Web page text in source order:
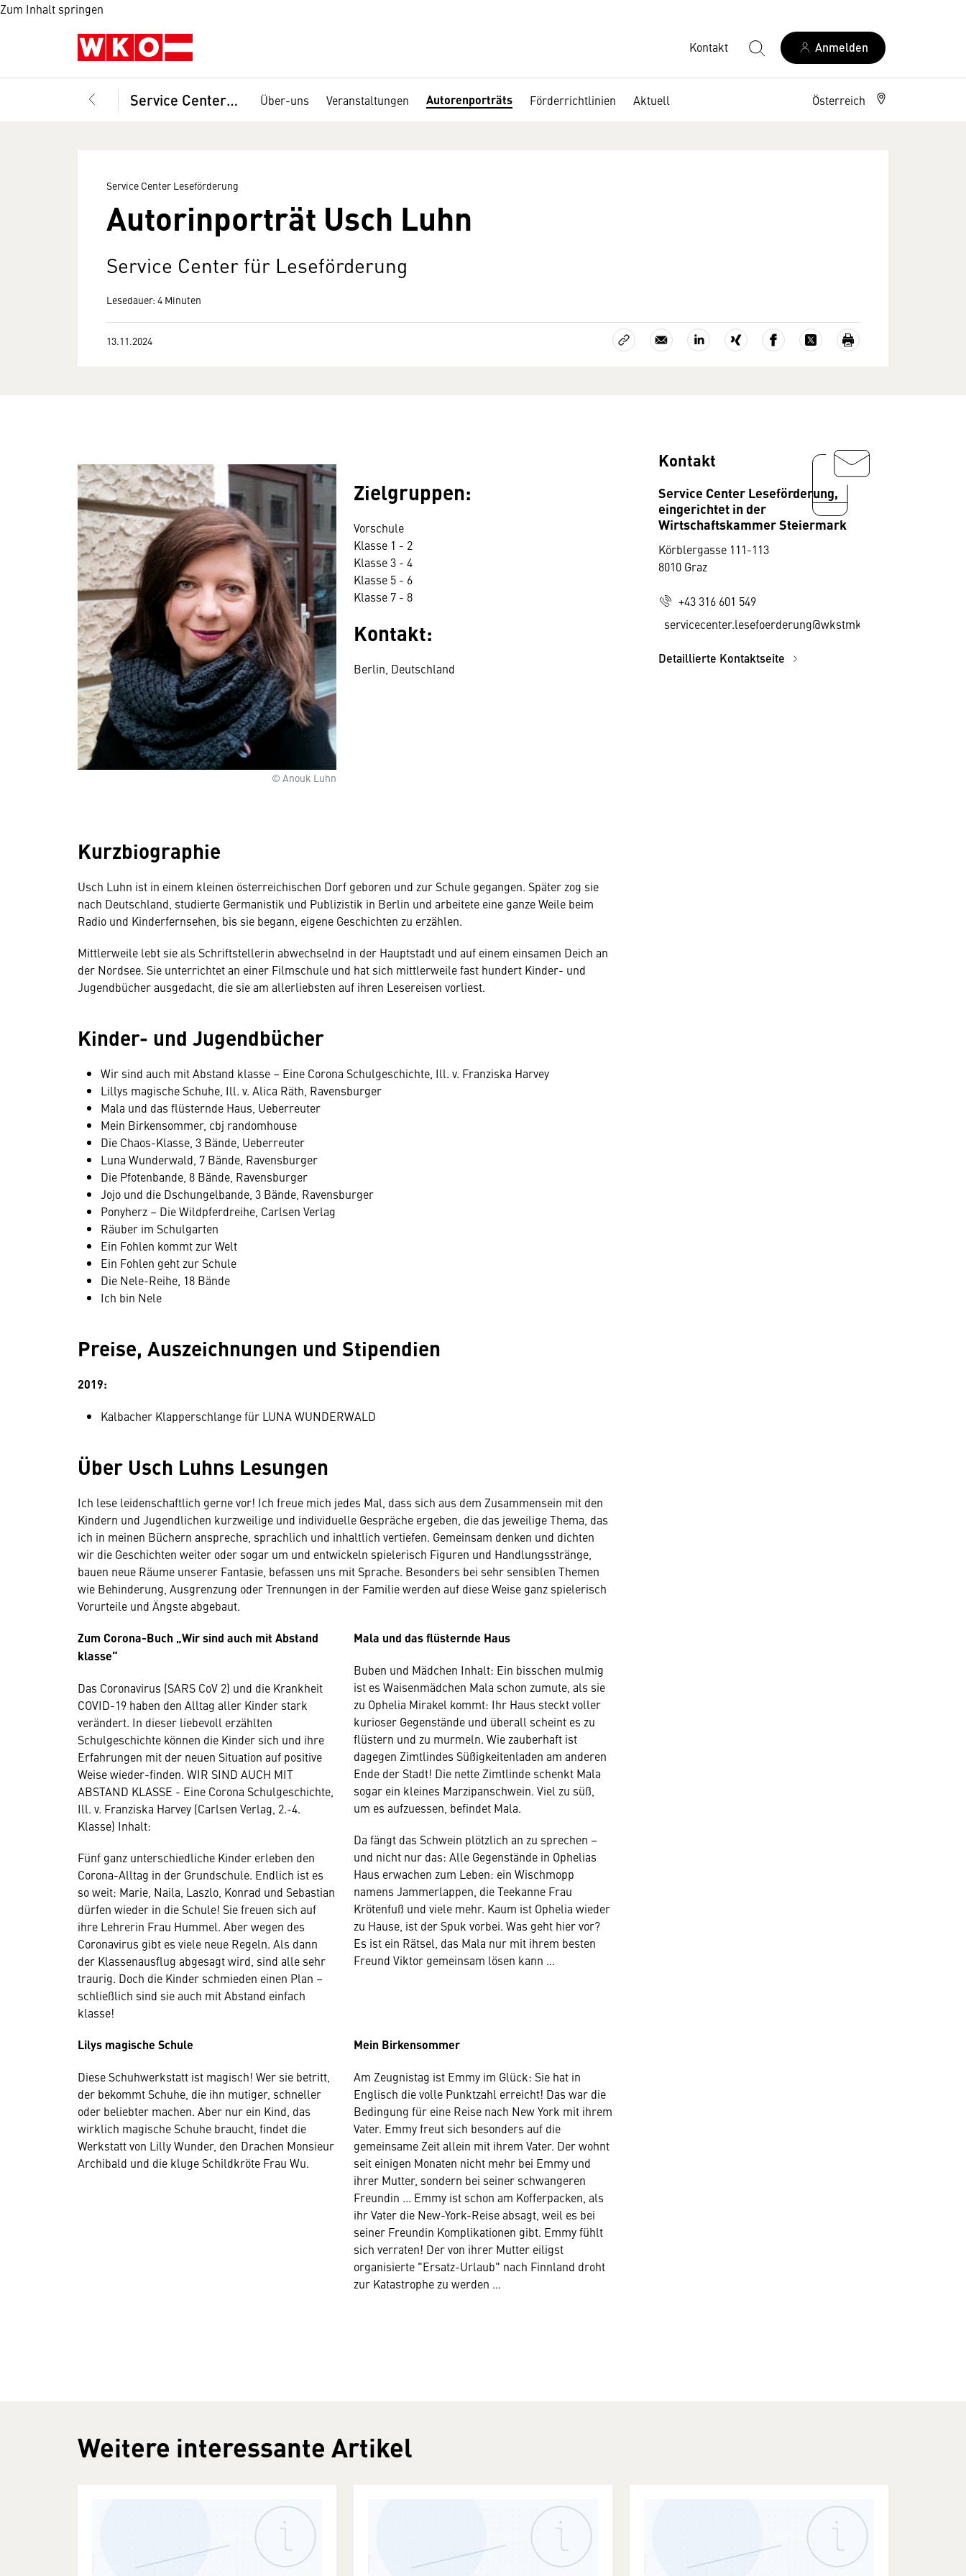
Zum Inhalt springen
Kontakt Anmelden
Service Center Leseförderung Über-uns Veranstaltungen Autorenporträts Förderrichtlinien Aktuell Österreich
Service Center Leseförderung
Autorinporträt Usch Luhn
Service Center für Leseförderung
Lesedauer: 4 Minuten
13.11.2024
© Anouk Luhn
Zielgruppen:
Vorschule
Klasse 1 - 2
Klasse 3 - 4
Klasse 5 - 6
Klasse 7 - 8
Kontakt:
Berlin, Deutschland
Kurzbiographie
Usch Luhn ist in einem kleinen österreichischen Dorf geboren und zur Schule gegangen. Später zog sie
nach Deutschland, studierte Germanistik und Publizistik in Berlin und arbeitete eine ganze Weile beim
Radio und Kinderfernsehen, bis sie begann, eigene Geschichten zu erzählen.
Mittlerweile lebt sie als Schriftstellerin abwechselnd in der Hauptstadt und auf einem einsamen Deich an
der Nordsee. Sie unterrichtet an einer Filmschule und hat sich mittlerweile fast hundert Kinder- und
Jugendbücher ausgedacht, die sie am allerliebsten auf ihren Lesereisen vorliest.
Kinder- und Jugendbücher
Wir sind auch mit Abstand klasse – Eine Corona Schulgeschichte, Ill. v. Franziska Harvey
Lillys magische Schuhe, Ill. v. Alica Räth, Ravensburger
Mala und das flüsternde Haus, Ueberreuter
Mein Birkensommer, cbj randomhouse
Die Chaos-Klasse, 3 Bände, Ueberreuter
Luna Wunderwald, 7 Bände, Ravensburger
Die Pfotenbande, 8 Bände, Ravensburger
Jojo und die Dschungelbande, 3 Bände, Ravensburger
Ponyherz – Die Wildpferdreihe, Carlsen Verlag
Räuber im Schulgarten
Ein Fohlen kommt zur Welt
Ein Fohlen geht zur Schule
Die Nele-Reihe, 18 Bände
Ich bin Nele
Preise, Auszeichnungen und Stipendien
2019:
Kalbacher Klapperschlange für LUNA WUNDERWALD
Über Usch Luhns Lesungen
Ich lese leidenschaftlich gerne vor! Ich freue mich jedes Mal, dass sich aus dem Zusammensein mit den
Kindern und Jugendlichen kurzweilige und individuelle Gespräche ergeben, die das jeweilige Thema, das
ich in meinen Büchern anspreche, sprachlich und inhaltlich vertiefen. Gemeinsam denken und dichten
wir die Geschichten weiter oder sogar um und entwickeln spielerisch Figuren und Handlungsstränge,
bauen neue Räume unserer Fantasie, befassen uns mit Sprache. Besonders bei sehr sensiblen Themen
wie Behinderung, Ausgrenzung oder Trennungen in der Familie werden auf diese Weise ganz spielerisch
Vorurteile und Ängste abgebaut.
Zum Corona-Buch „Wir sind auch mit Abstand
klasse“
Das Coronavirus (SARS CoV 2) und die Krankheit
COVID-19 haben den Alltag aller Kinder stark
verändert. In dieser liebevoll erzählten
Schulgeschichte können die Kinder sich und ihre
Erfahrungen mit der neuen Situation auf positive
Weise wieder-finden. WIR SIND AUCH MIT
ABSTAND KLASSE - Eine Corona Schulgeschichte,
Ill. v. Franziska Harvey (Carlsen Verlag, 2.-4.
Klasse) Inhalt:
Fünf ganz unterschiedliche Kinder erleben den
Corona-Alltag in der Grundschule. Endlich ist es
so weit: Marie, Naila, Laszlo, Konrad und Sebastian
dürfen wieder in die Schule! Sie freuen sich auf
ihre Lehrerin Frau Hummel. Aber wegen des
Coronavirus gibt es viele neue Regeln. Als dann
der Klassenausflug abgesagt wird, sind alle sehr
traurig. Doch die Kinder schmieden einen Plan –
schließlich sind sie auch mit Abstand einfach
klasse!
Mala und das flüsternde Haus
Buben und Mädchen Inhalt: Ein bisschen mulmig
ist es Waisenmädchen Mala schon zumute, als sie
zu Ophelia Mirakel kommt: Ihr Haus steckt voller
kurioser Gegenstände und überall scheint es zu
flüstern und zu murmeln. Wie zauberhaft ist
dagegen Zimtlindes Süßigkeitenladen am anderen
Ende der Stadt! Die nette Zimtlinde schenkt Mala
sogar ein kleines Marzipanschwein. Viel zu süß,
um es aufzuessen, befindet Mala.
Da fängt das Schwein plötzlich an zu sprechen –
und nicht nur das: Alle Gegenstände in Ophelias
Haus erwachen zum Leben: ein Wischmopp
namens Jammerlappen, die Teekanne Frau
Krötenfuß und viele mehr. Kaum ist Ophelia wieder
zu Hause, ist der Spuk vorbei. Was geht hier vor?
Es ist ein Rätsel, das Mala nur mit ihrem besten
Freund Viktor gemeinsam lösen kann …
Lilys magische Schule
Diese Schuhwerkstatt ist magisch! Wer sie betritt,
der bekommt Schuhe, die ihn mutiger, schneller
oder beliebter machen. Aber nur ein Kind, das
wirklich magische Schuhe braucht, findet die
Werkstatt von Lilly Wunder, den Drachen Monsieur
Archibald und die kluge Schildkröte Frau Wu.
Mein Birkensommer
Am Zeugnistag ist Emmy im Glück: Sie hat in
Englisch die volle Punktzahl erreicht! Das war die
Bedingung für eine Reise nach New York mit ihrem
Vater. Emmy freut sich besonders auf die
gemeinsame Zeit allein mit ihrem Vater. Der wohnt
seit einigen Monaten nicht mehr bei Emmy und
ihrer Mutter, sondern bei seiner schwangeren
Freundin ... Emmy ist schon am Kofferpacken, als
ihr Vater die New-York-Reise absagt, weil es bei
seiner Freundin Komplikationen gibt. Emmy fühlt
sich verraten! Der von ihrer Mutter eiligst
organisierte "Ersatz-Urlaub" nach Finnland droht
zur Katastrophe zu werden …
Kontakt
Service Center Leseförderung,
eingerichtet in der
Wirtschaftskammer Steiermark
Körblergasse 111-113
8010 Graz
+43 316 601 549
servicecenter.lesefoerderung@wkstmk.at
Detaillierte Kontaktseite
Weitere interessante Artikel